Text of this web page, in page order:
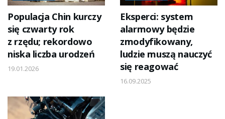
Populacja Chin kurczy
się czwarty rok
z rzędu; rekordowo
niska liczba urodzeń
19.01.2026
Eksperci: system
alarmowy będzie
zmodyfikowany,
ludzie muszą nauczyć
się reagować
16.09.2025